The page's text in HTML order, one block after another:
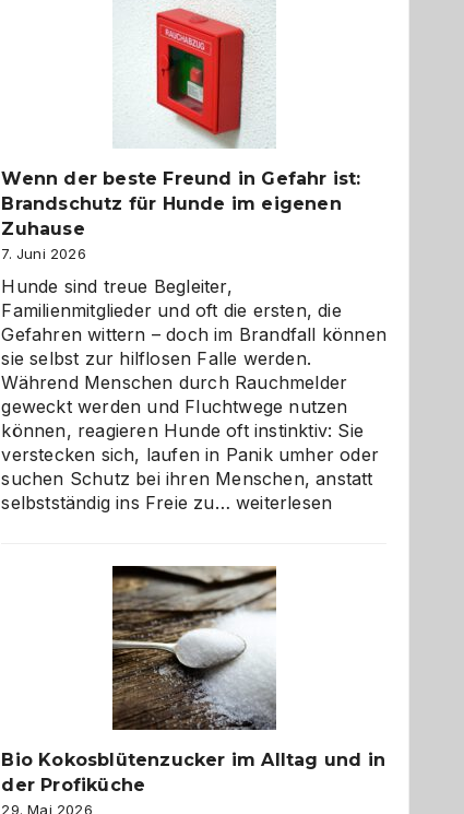
Wenn der beste Freund in Gefahr ist:
Brandschutz für Hunde im eigenen
Zuhause
7. Juni 2026
Hunde sind treue Begleiter,
Familienmitglieder und oft die ersten, die
Gefahren wittern – doch im Brandfall können
sie selbst zur hilflosen Falle werden.
Während Menschen durch Rauchmelder
geweckt werden und Fluchtwege nutzen
können, reagieren Hunde oft instinktiv: Sie
verstecken sich, laufen in Panik umher oder
suchen Schutz bei ihren Menschen, anstatt
selbstständig ins Freie zu… Wenn
Freund
in
Gefahr
ist:
Brandschutz
für
Hunde
eigenen
weiterlesen
Bio Kokosblütenzucker im Alltag und in
der Profiküche
29. Mai 2026